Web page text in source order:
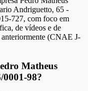
Andriguetto, 65 -
727, com foco em
de vídeos e de
anteriormente (CNAE J-
Matheus
98?